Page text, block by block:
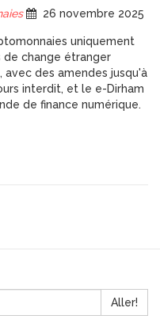
26 novembre 2025
uniquement
change étranger
des amendes jusqu'à
interdit, et le e-Dirham
de finance numérique.
Aller!